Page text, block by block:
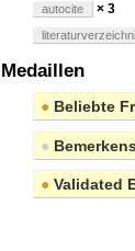
autocite × 3
● Beliebte
●
● Validated